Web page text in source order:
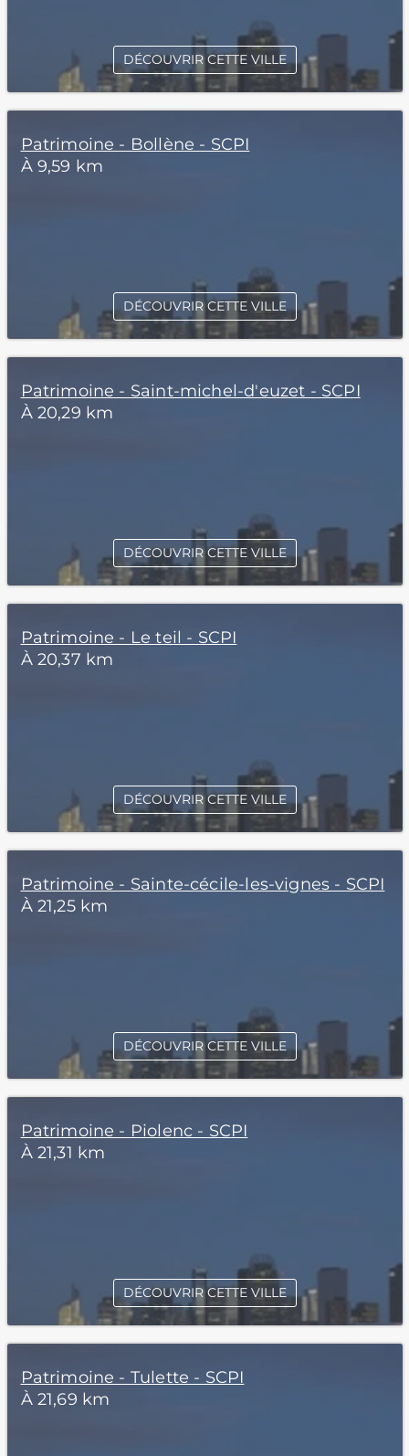
DÉCOUVRIR CETTE VILLE
Patrimoine - Bollène - SCPI
À 9,59 km
DÉCOUVRIR CETTE VILLE
Patrimoine - Saint-michel-d'euzet - SCPI
À 20,29 km
DÉCOUVRIR CETTE VILLE
Patrimoine - Le teil - SCPI
À 20,37 km
DÉCOUVRIR CETTE VILLE
Patrimoine - Sainte-cécile-les-vignes - SCPI
À 21,25 km
DÉCOUVRIR CETTE VILLE
Patrimoine - Piolenc - SCPI
À 21,31 km
DÉCOUVRIR CETTE VILLE
Patrimoine - Tulette - SCPI
À 21,69 km